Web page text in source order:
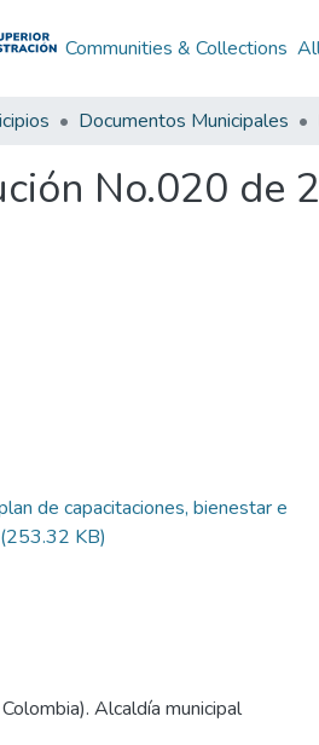
Communities & Collections
Documentos Municipales
No.020 de
de capacitaciones, bienestar e
(253.32 KB)
Alcaldía municipal